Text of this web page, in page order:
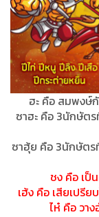
ฮะ คือ สมพงษ์
ซาฮะ คือ 3นักษัต
ซาฮุ้ย คือ 3นักษัต
ชง คือ เป็
เฮ้ง คือ เสียเปรีย
ไห๋ คือ วาง